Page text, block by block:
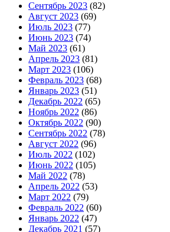
Сентябрь 2023 (82)
Август 2023 (69)
Июль 2023 (77)
Июнь 2023 (74)
Май 2023 (61)
Апрель 2023 (81)
Март 2023 (106)
Февраль 2023 (68)
Январь 2023 (51)
Декабрь 2022 (65)
Ноябрь 2022 (86)
Октябрь 2022 (90)
Сентябрь 2022 (78)
Август 2022 (96)
Июль 2022 (102)
Июнь 2022 (105)
Май 2022 (78)
Апрель 2022 (53)
Март 2022 (79)
Февраль 2022 (60)
Январь 2022 (47)
Декабрь 2021 (57)